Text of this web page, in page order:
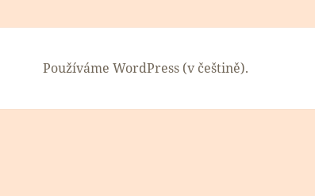
Používáme WordPress (v češtině).